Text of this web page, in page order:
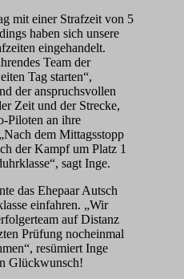
mit einer Strafzeit von 5
haben sich unsere
eingehandelt.
Team der
Tag starten“,
der anspruchsvollen
Zeit und der Strecke,
Piloten an ihre
dem Mittagsstopp
der Kampf um Platz 1
sagt Inge.
das Ehepaar Autsch
einfahren. „Wir
auf Distanz
Prüfung nocheinmal
resümiert Inge
Glückwunsch!